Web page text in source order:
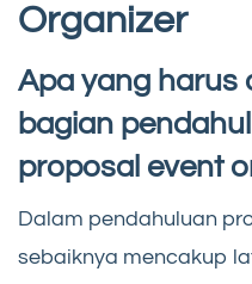
Organizer
Apa yang harus
bagian
proposal event
Dalam pendahuluan
sebaiknya mencakup